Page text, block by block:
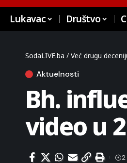
Lukavac Društvo
SodaLIVE.ba / Već drugu
Aktuelnosti
Bh.
video u